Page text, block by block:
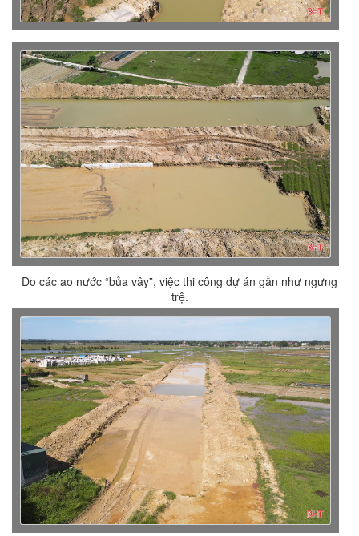
Do các ao nước “bủa vây”, việc thi công dự án gần như ngưng
trệ.